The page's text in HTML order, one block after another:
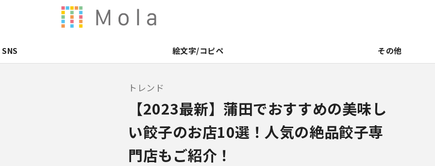
SNS 絵文字/コピペ その他
トレンド
【2023最新】蒲田でおすすめの美味し
い餃子のお店10選！人気の絶品餃子専
門店もご紹介！